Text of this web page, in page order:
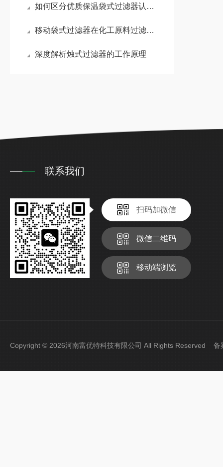
如何区分优质保温袋式过滤器认准这几项核心配置
移动袋式过滤器在化工原料过滤中的耐腐蚀性能分析
深度解析烛式过滤器的工作原理
联系我们
扫码加微信
微信二维码
移动端浏览
Copyright © 2026河南富优特科技有限公司 All Rights Reserved 备